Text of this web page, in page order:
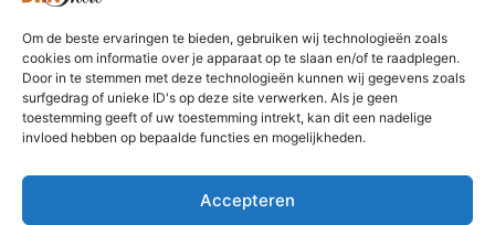
Om de beste ervaringen te bieden, gebruiken wij technologieën zoals
cookies om informatie over je apparaat op te slaan en/of te raadplegen.
Door in te stemmen met deze technologieën kunnen wij gegevens zoals
surfgedrag of unieke ID's op deze site verwerken. Als je geen
toestemming geeft of uw toestemming intrekt, kan dit een nadelige
invloed hebben op bepaalde functies en mogelijkheden.
Accepteren
Volg ons op: Bluesky Social Media